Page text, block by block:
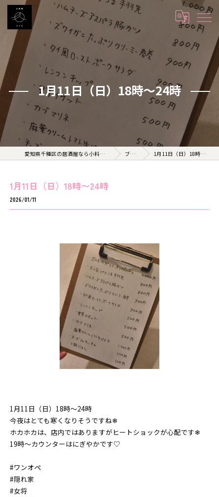
1月11日（日）18時〜24時
愛知県千種区の居酒屋なら小料理 久 KYU ブログ 1月11日（日）18時〜24時
1月11日（日）18時〜24時
2026/01/11
1月11日（日）18時〜24時
今夜はとても寒くなりそうですね❄
ホカホカは、店内ではありますがヒートショックが心配です❄
19時〜カウンターはにぎやかです♡
#ワンオペ
#隠れ家
#女将